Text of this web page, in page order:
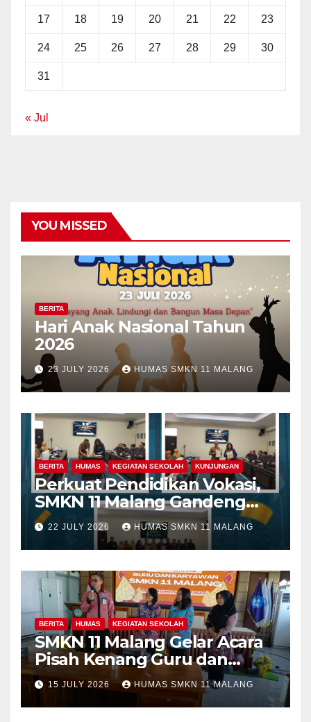
17 18 19 20 21 22 23
24 25 26 27 28 29 30
31
« Jul
YOU MISSED
BERITA
Hari Anak Nasional Tahun
2026
23 JULY 2026 HUMAS SMKN 11 MALANG
BERITA HUMAS KEGIATAN SEKOLAH KUNJUNGAN
Perkuat Pendidikan Vokasi,
SMKN 11 Malang Gandeng
Fakultas Teknik Universitas
Merdeka Malang dalam
Program Kolaboratif
22 JULY 2026 HUMAS SMKN 11 MALANG
BERITA HUMAS KEGIATAN SEKOLAH
SMKN 11 Malang Gelar Acara
Pisah Kenang Guru dan
Tenaga Kependidikan yang
Purna Tugas dan Mutasi
Tugas
15 JULY 2026 HUMAS SMKN 11 MALANG